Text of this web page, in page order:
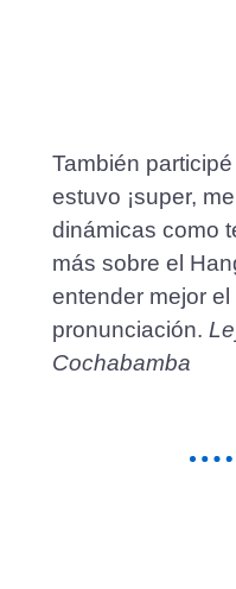
También
estuvo ¡super,
dinámicas como
más sobre el
entender mejor
pronunciación.
Cochabamba